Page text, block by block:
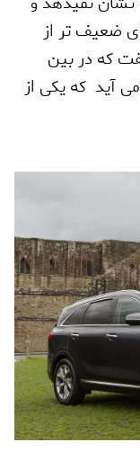
ضعیف تر از
که در بین
آید که یکی از